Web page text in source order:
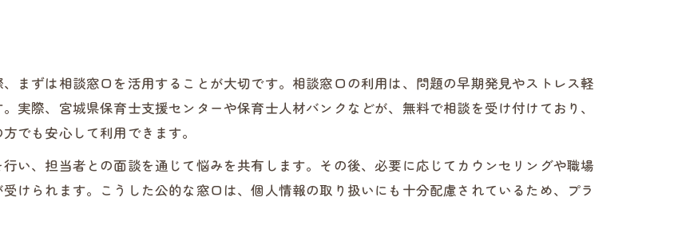
メンタルケア充実の保育士人材センター紹介
きやすさを支える保育士のメンタルケア術
保育士の働きやすさを高めるメンタルケア
相談窓口の活用で保育士の心を守る方法
保育士研修で学ぶストレスマネジメント術
まずは相談窓口を活用することが大切です。相談窓口の利用は、問題の早期発見やストレス軽
実際、宮城県保育士支援センターや保育士人材バンクなどが、無料で相談を受け付けており、
でも安心して利用できます。
い、担当者との面談を通じて悩みを共有します。その後、必要に応じてカウンセリングや職場
けられます。こうした公的な窓口は、個人情報の取り扱いにも十分配慮されているため、プラ